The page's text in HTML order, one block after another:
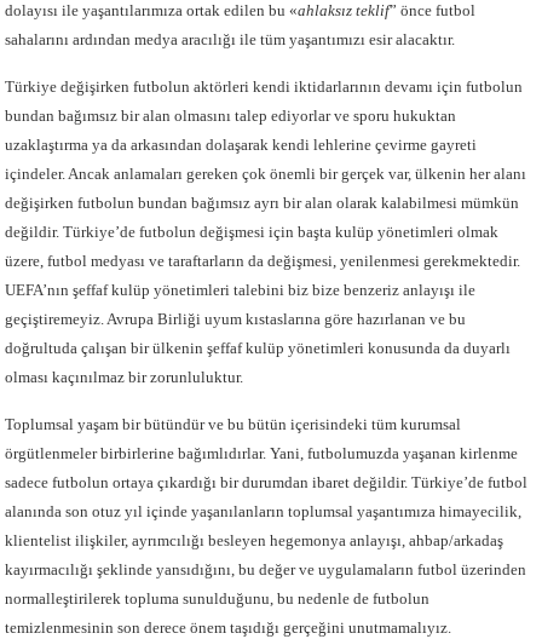
dolayısı ile yaşantılarımıza ortak edilen bu «ahlaksız teklif” önce futbol
sahalarını ardından medya aracılığı ile tüm yaşantımızı esir alacaktır.
Türkiye değişirken futbolun aktörleri kendi iktidarlarının devamı için futbolun
bundan bağımsız bir alan olmasını talep ediyorlar ve sporu hukuktan
uzaklaştırma ya da arkasından dolaşarak kendi lehlerine çevirme gayreti
içindeler. Ancak anlamaları gereken çok önemli bir gerçek var, ülkenin her alanı
değişirken futbolun bundan bağımsız ayrı bir alan olarak kalabilmesi mümkün
değildir. Türkiye’de futbolun değişmesi için başta kulüp yönetimleri olmak
üzere, futbol medyası ve taraftarların da değişmesi, yenilenmesi gerekmektedir.
UEFA’nın şeffaf kulüp yönetimleri talebini biz bize benzeriz anlayışı ile
geçiştiremeyiz. Avrupa Birliği uyum kıstaslarına göre hazırlanan ve bu
doğrultuda çalışan bir ülkenin şeffaf kulüp yönetimleri konusunda da duyarlı
olması kaçınılmaz bir zorunluluktur.
Toplumsal yaşam bir bütündür ve bu bütün içerisindeki tüm kurumsal
örgütlenmeler birbirlerine bağımlıdırlar. Yani, futbolumuzda yaşanan kirlenme
sadece futbolun ortaya çıkardığı bir durumdan ibaret değildir. Türkiye’de futbol
alanında son otuz yıl içinde yaşanılanların toplumsal yaşantımıza himayecilik,
klientelist ilişkiler, ayrımcılığı besleyen hegemonya anlayışı, ahbap/arkadaş
kayırmacılığı şeklinde yansıdığını, bu değer ve uygulamaların futbol üzerinden
normalleştirilerek topluma sunulduğunu, bu nedenle de futbolun
temizlenmesinin son derece önem taşıdığı gerçeğini unutmamalıyız.